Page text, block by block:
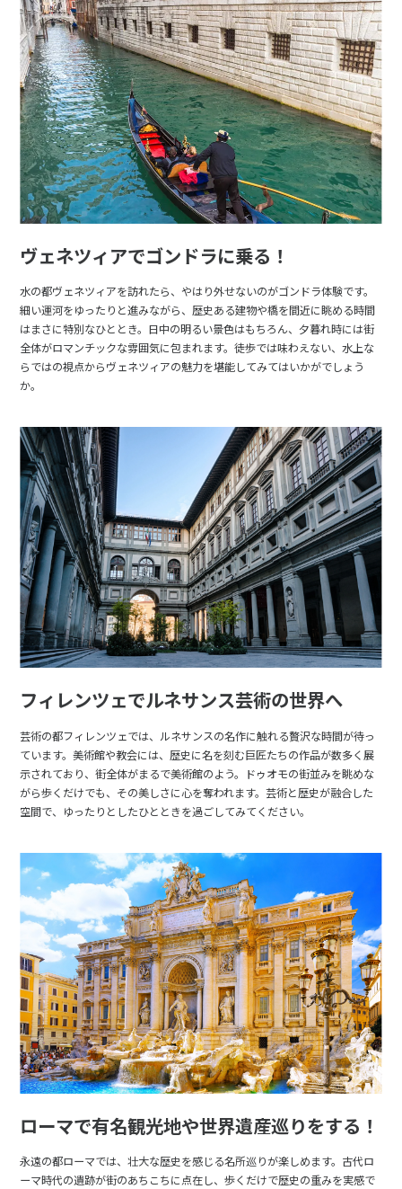
ヴェネツィアでゴンドラに乗る！
水の都ヴェネツィアを訪れたら、やはり外せないのがゴンドラ体験です。
細い運河をゆったりと進みながら、歴史ある建物や橋を間近に眺める時間
はまさに特別なひととき。日中の明るい景色はもちろん、夕暮れ時には街
全体がロマンチックな雰囲気に包まれます。徒歩では味わえない、水上な
らではの視点からヴェネツィアの魅力を堪能してみてはいかがでしょう
か。
フィレンツェでルネサンス芸術の世界へ
芸術の都フィレンツェでは、ルネサンスの名作に触れる贅沢な時間が待っ
ています。美術館や教会には、歴史に名を刻む巨匠たちの作品が数多く展
示されており、街全体がまるで美術館のよう。ドゥオモの街並みを眺めな
がら歩くだけでも、その美しさに心を奪われます。芸術と歴史が融合した
空間で、ゆったりとしたひとときを過ごしてみてください。
ローマで有名観光地や世界遺産巡りをする！
永遠の都ローマでは、壮大な歴史を感じる名所巡りが楽しめます。古代ロ
ーマ時代の遺跡が街のあちこちに点在し、歩くだけで歴史の重みを実感で